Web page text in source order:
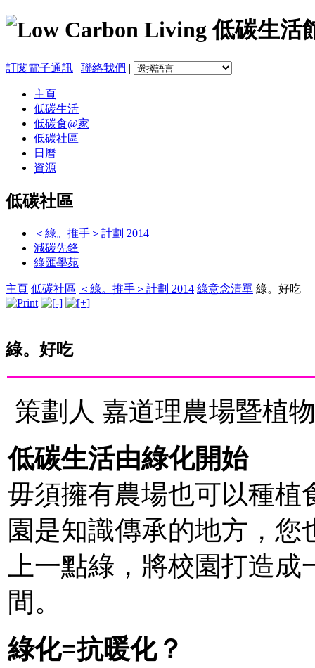
訂閱電子通訊 | 聯絡我們 |
主頁
低碳生活
低碳食@家
低碳社區
日曆
資源
低碳社區
＜綠。推手＞計劃 2014
減碳先鋒
綠匯學苑
主頁 低碳社區 ＜綠。推手＞計劃 2014 綠意念清單 綠。好吃
綠。好吃
策劃人 嘉道理農場暨植
低碳生活由綠化開始
毋須擁有農場也可以種植
園是知識傳承的地方，
上一點綠，將校園打造
間。
綠化=抗暖化？